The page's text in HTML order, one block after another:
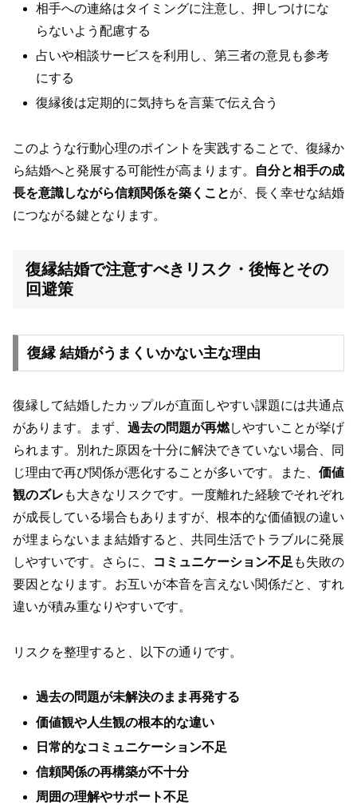
相手への連絡はタイミングに注意し、押しつけにな
らないよう配慮する
占いや相談サービスを利用し、第三者の意見も参考
にする
復縁後は定期的に気持ちを言葉で伝え合う
このような行動心理のポイントを実践することで、復縁か
ら結婚へと発展する可能性が高まります。
自分と相手の成
長を意識しながら信頼関係を築くことが、長く幸せな結婚
につながる鍵となります。
復縁結婚で注意すべきリスク・後悔とその
回避策
復縁 結婚がうまくいかない主な理由
復縁して結婚したカップルが直面しやすい課題には共通点
があります。まず、 過去の問題が再燃しやすいことが挙げ
られます。別れた原因を十分に解決できていない場合、同
じ理由で再び関係が悪化することが多いです。また、 価値
観のズレ も大きなリスクです。一度離れた経験でそれぞれ
が成長している場合もありますが、根本的な価値観の違い
が埋まらないまま結婚すると、共同生活でトラブルに発展
しやすいです。さらに、
コミュニケーション不足 も失敗の
要因となります。お互いが本音を言えない関係だと、すれ
違いが積み重なりやすいです。
リスクを整理すると、以下の通りです。
過去の問題が未解決のまま再発する
価値観や人生観の根本的な違い
日常的なコミュニケーション不足
信頼関係の再構築が不十分
周囲の理解やサポート不足